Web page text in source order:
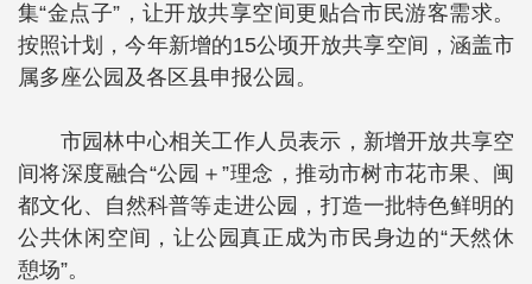
集“金点子”，让开放共享空间更贴合市民游客需求。
按照计划，今年新增的15公顷开放共享空间，涵盖市
属多座公园及各区县申报公园。
市园林中心相关工作人员表示，新增开放共享空
间将深度融合“公园＋”理念，推动市树市花市果、闽
都文化、自然科普等走进公园，打造一批特色鲜明的
公共休闲空间，让公园真正成为市民身边的“天然休
憩场”。